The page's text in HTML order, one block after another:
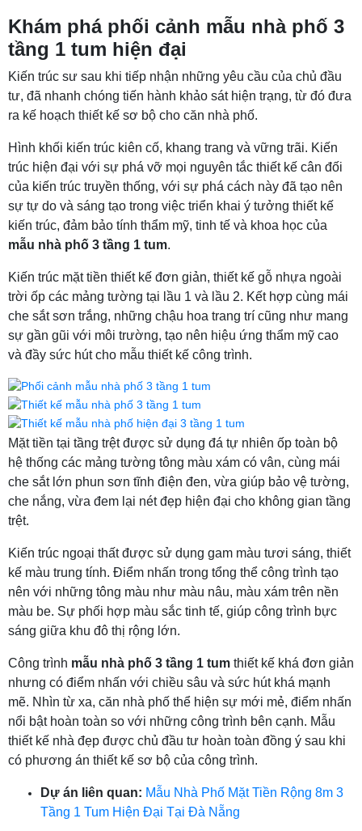
Khám phá phối cảnh mẫu nhà phố 3
tầng 1 tum hiện đại
Kiến trúc sư sau khi tiếp nhận những yêu cầu của chủ đầu
tư, đã nhanh chóng tiến hành khảo sát hiện trạng, từ đó đưa
ra kế hoạch thiết kế sơ bộ cho căn nhà phố.
Hình khối kiến trúc kiên cố, khang trang và vững trãi. Kiến
trúc hiện đại với sự phá vỡ mọi nguyên tắc thiết kế cân đối
của kiến trúc truyền thống, với sự phá cách này đã tạo nên
sự tự do và sáng tạo trong việc triển khai ý tưởng thiết kế
kiến trúc, đảm bảo tính thẩm mỹ, tinh tế và khoa học của
mẫu nhà phố 3 tầng 1 tum.
Kiến trúc mặt tiền thiết kế đơn giản, thiết kế gỗ nhựa ngoài
trời ốp các mảng tường tại lầu 1 và lầu 2. Kết hợp cùng mái
che sắt sơn trắng, những chậu hoa trang trí cũng như mang
sự gần gũi với môi trường, tạo nên hiệu ứng thẩm mỹ cao
và đầy sức hút cho mẫu thiết kế công trình.
Mặt tiền tại tầng trệt được sử dụng đá tự nhiên ốp toàn bộ
hệ thống các mảng tường tông màu xám có vân, cùng mái
che sắt lớn phun sơn tĩnh điện đen, vừa giúp bảo vệ tường,
che nắng, vừa đem lại nét đẹp hiện đại cho không gian tầng
trệt.
Kiến trúc ngoại thất được sử dụng gam màu tươi sáng, thiết
kế màu trung tính. Điểm nhấn trong tổng thể công trình tạo
nên với những tông màu như màu nâu, màu xám trên nền
màu be. Sự phối hợp màu sắc tinh tế, giúp công trình bực
sáng giữa khu đô thị rộng lớn.
Công trình mẫu nhà phố 3 tầng 1 tum thiết kế khá đơn giản
nhưng có điểm nhấn với chiều sâu và sức hút khá mạnh
mẽ. Nhìn từ xa, căn nhà phố thể hiện sự mới mẻ, điểm nhấn
nổi bật hoàn toàn so với những công trình bên cạnh. Mẫu
thiết kế nhà đẹp được chủ đầu tư hoàn toàn đồng ý sau khi
có phương án thiết kế sơ bộ của công trình.
Dự án liên quan: Mẫu Nhà Phố Mặt Tiền Rộng 8m 3
Tầng 1 Tum Hiện Đại Tại Đà Nẵng